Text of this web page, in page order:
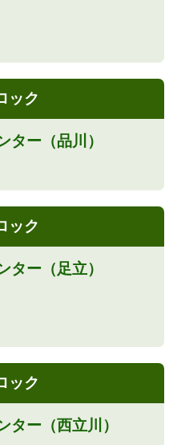
ック
ター（品川）
ック
ター（足立）
ック
ター（西立川）